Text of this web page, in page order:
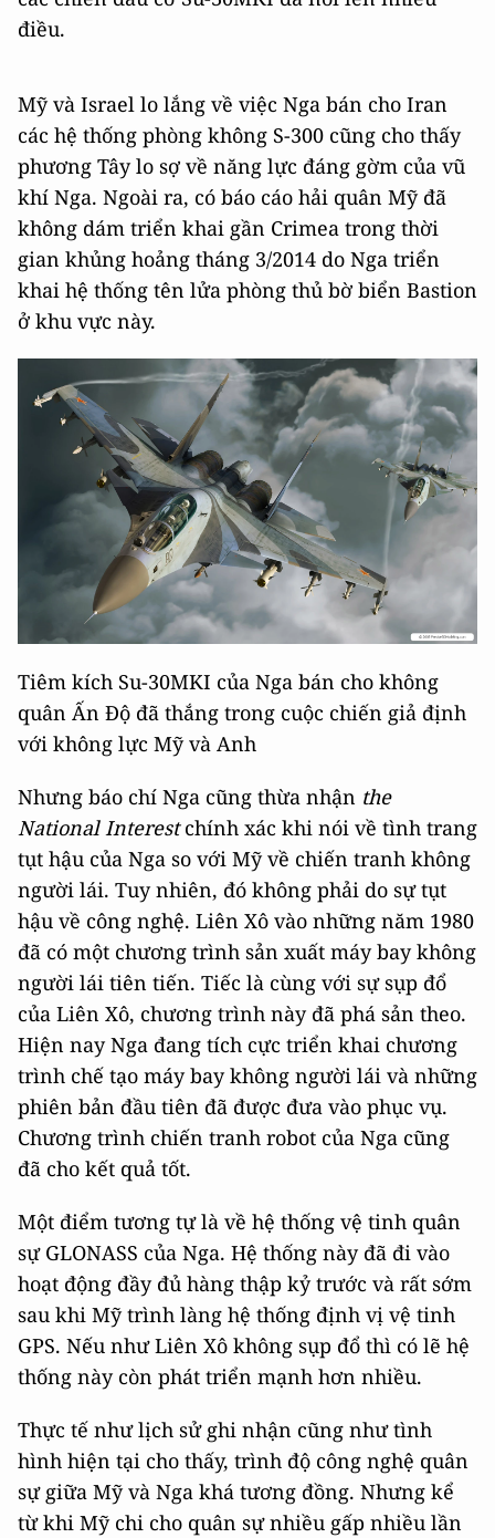
điều.
Mỹ và Israel lo lắng về việc Nga bán cho Iran
các hệ thống phòng không S-300 cũng cho thấy
phương Tây lo sợ về năng lực đáng gờm của vũ
khí Nga. Ngoài ra, có báo cáo hải quân Mỹ đã
không dám triển khai gần Crimea trong thời
gian khủng hoảng tháng 3/2014 do Nga triển
khai hệ thống tên lửa phòng thủ bờ biển Bastion
ở khu vực này.
Tiêm kích Su-30MKI của Nga bán cho không
quân Ấn Độ đã thắng trong cuộc chiến giả định
với không lực Mỹ và Anh
Nhưng báo chí Nga cũng thừa nhận the
National Interestchính xác khi nói về tình trang
tụt hậu của Nga so với Mỹ về chiến tranh không
người lái. Tuy nhiên, đó không phải do sự tụt
hậu về công nghệ. Liên Xô vào những năm 1980
đã có một chương trình sản xuất máy bay không
người lái tiên tiến. Tiếc là cùng với sự sụp đổ
của Liên Xô, chương trình này đã phá sản theo.
Hiện nay Nga đang tích cực triển khai chương
trình chế tạo máy bay không người lái và những
phiên bản đầu tiên đã được đưa vào phục vụ.
Chương trình chiến tranh robot của Nga cũng
đã cho kết quả tốt.
Một điểm tương tự là về hệ thống vệ tinh quân
sự GLONASS của Nga. Hệ thống này đã đi vào
hoạt động đầy đủ hàng thập kỷ trước và rất sớm
sau khi Mỹ trình làng hệ thống định vị vệ tinh
GPS. Nếu như Liên Xô không sụp đổ thì có lẽ hệ
thống này còn phát triển mạnh hơn nhiều.
Thực tế như lịch sử ghi nhận cũng như tình
hình hiện tại cho thấy, trình độ công nghệ quân
sự giữa Mỹ và Nga khá tương đồng. Nhưng kể
từ khi Mỹ chi cho quân sự nhiều gấp nhiều lần